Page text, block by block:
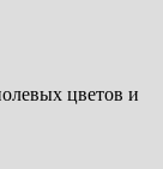
цветов и